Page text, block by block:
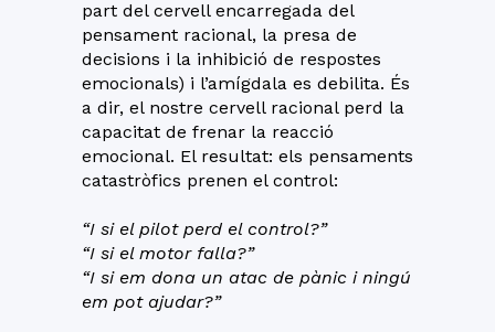
part del cervell encarregada del
pensament racional, la presa de
decisions i la inhibició de respostes
emocionals) i l’amígdala es debilita. És
a dir, el nostre cervell racional perd la
capacitat de frenar la reacció
emocional. El resultat: els pensaments
catastròfics prenen el control:
“I si el pilot perd el control?”
“I si el motor falla?”
“I si em dona un atac de pànic i ningú
em pot ajudar?”